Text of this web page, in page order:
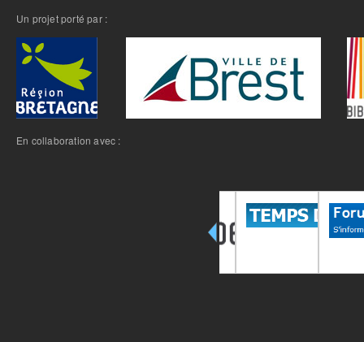
Un projet porté par :
En collaboration avec :